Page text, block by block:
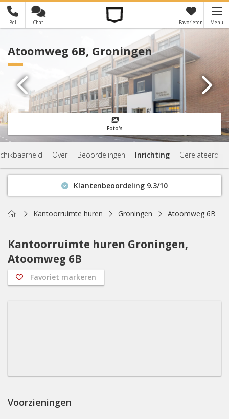
Bel Chat Favorieten Menu
Atoomweg 6B, Groningen
Foto's
Over Beoordelingen Inrichting Gerelateerd
Klantenbeoordeling 9.3/10
Actuele beschikbaarheid
HomeKantoorruimte huren Groningen Atoomweg 6B
Kantoorruimte huren Groningen,
Atoomweg 6B
Favoriet markeren
Voorzieningen